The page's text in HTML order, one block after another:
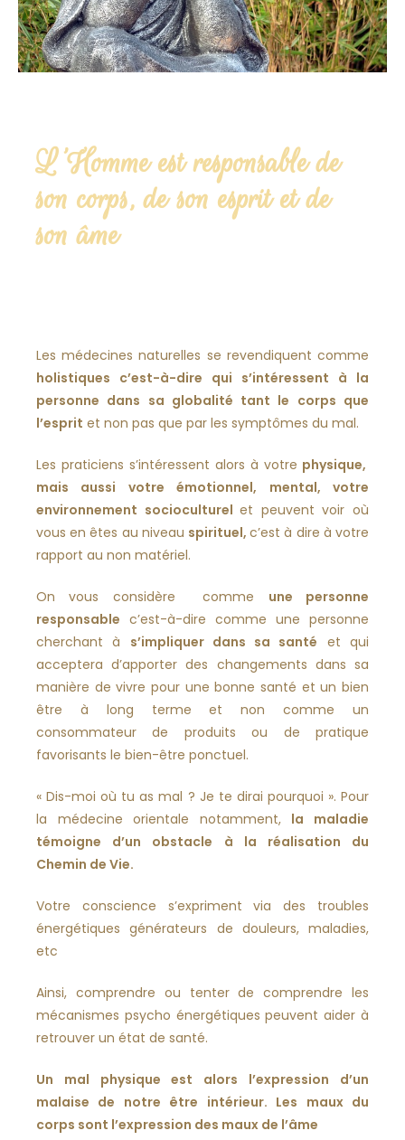
L'Homme est responsable de
son corps, de son esprit et de
son âme
Les médecines naturelles se revendiquent comme
holistiques c’est-à-dire qui s’intéressent à la
personne dans sa globalité tant le corps que
l’esprit et non pas que par les symptômes du mal.
Les praticiens s’intéressent alors à votre physique,
mais aussi votre émotionnel, mental, votre
environnement socioculturelet peuvent voir où
vous en êtes au niveau spirituel,c’est à dire à votre
rapport au non matériel.
On vous considère comme une personne
responsable c’est-à-dire comme une personne
cherchant à s’impliquer dans sa santé et qui
acceptera d’apporter des changements dans sa
manière de vivre pour une bonne santé et un bien
être à long terme et non comme un
consommateur de produits ou de pratique
favorisants le bien-être ponctuel.
« Dis-moi où tu as mal ? Je te dirai pourquoi ». Pour
la médecine orientale notamment, la maladie
témoigne d’un obstacle à la réalisation du
Chemin de Vie.
Votre conscience s’expriment via des troubles
énergétiques générateurs de douleurs, maladies,
etc
Ainsi, comprendre ou tenter de comprendre les
mécanismes psycho énergétiques peuvent aider à
retrouver un état de santé.
Un mal physique est alors l’expression d’un
malaise de notre être intérieur. Les maux du
corps sont l’expression des maux de l’âme